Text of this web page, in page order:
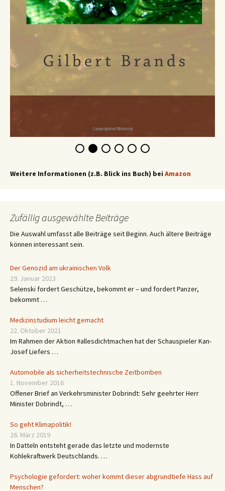
Weitere Informationen (z.B. Blick ins Buch) bei Amazon
Zufällig ausgewählte Beiträge
Die Auswahl umfasst alle Beiträge seit Beginn. Auch ältere Beiträge
können interessant sein.
Der Genozid am ukrainischen Volk
29. Januar 2023
Selenski fordert Geschütze, bekommt er – und fordert Panzer,
bekommt …
Medizinstudium leicht gemacht
22. Oktober 2021
Im Rahmen der Aktion #allesdichtmachen hat der Schauspieler Kan-
Josef Liefers …
Automobile als sicherheitstechnische Zeitbomben
1. November 2016
Offener Brief an Verkehrsminister Dobrindt: Sehr geehrter Herr
Minister Dobrindt, …
So geht Klimapolitik!
26. März 2019
In Datteln entsteht gerade das letzte und modernste
Kohlekraftwerk Deutschlands. …
Psychologie gefordert: woher kommt dieser abgrundtiefe Hass auf
Menschen?